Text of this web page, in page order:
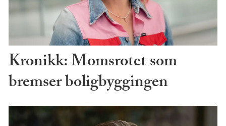
Kronikk: Momsrotet som
bremser boligbyggingen